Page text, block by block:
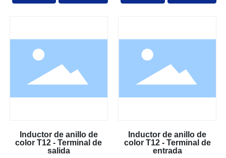
Inductor de anillo de
color T12 - Terminal de
salida
Inductor de anillo de
color T12 - Terminal de
entrada